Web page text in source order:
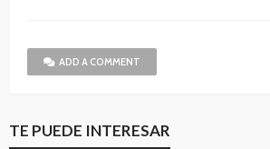
ADD A COMMENT
TE PUEDE INTERESAR